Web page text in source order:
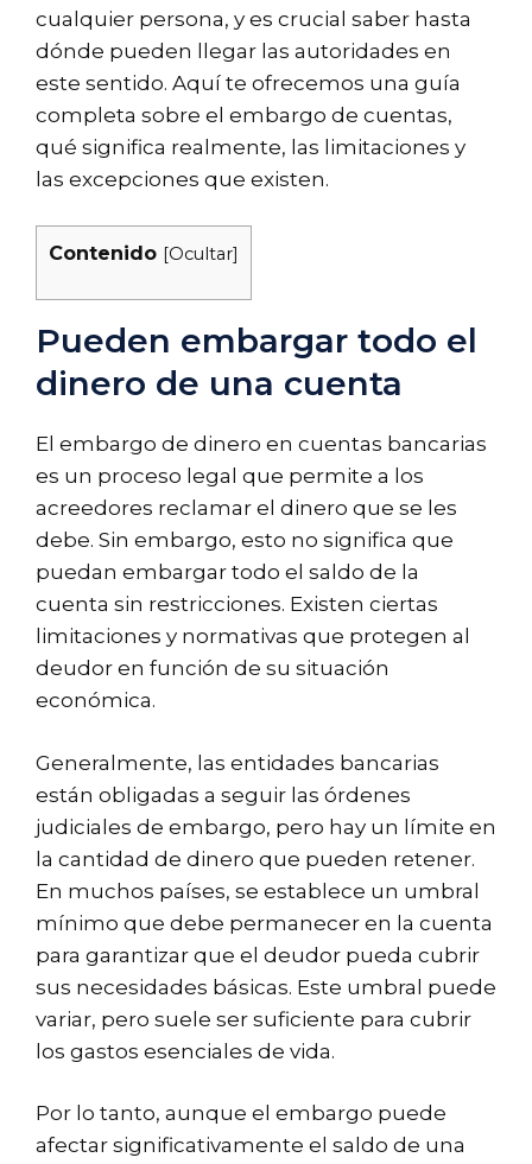
cualquier persona, y es crucial saber hasta
dónde pueden llegar las autoridades en
este sentido. Aquí te ofrecemos una guía
completa sobre el embargo de cuentas,
qué significa realmente, las limitaciones y
las excepciones que existen.
Contenido [Ocultar]
Pueden embargar todo el
dinero de una cuenta
El embargo de dinero en cuentas bancarias
es un proceso legal que permite a los
acreedores reclamar el dinero que se les
debe. Sin embargo, esto no significa que
puedan embargar todo el saldo de la
cuenta sin restricciones. Existen ciertas
limitaciones y normativas que protegen al
deudor en función de su situación
económica.
Generalmente, las entidades bancarias
están obligadas a seguir las órdenes
judiciales de embargo, pero hay un límite en
la cantidad de dinero que pueden retener.
En muchos países, se establece un umbral
mínimo que debe permanecer en la cuenta
para garantizar que el deudor pueda cubrir
sus necesidades básicas. Este umbral puede
variar, pero suele ser suficiente para cubrir
los gastos esenciales de vida.
Por lo tanto, aunque el embargo puede
afectar significativamente el saldo de una